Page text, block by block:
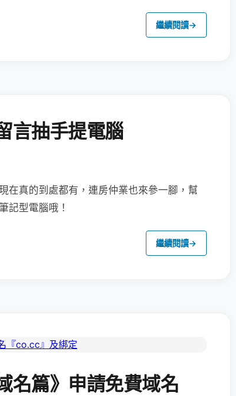
繼續閱讀→
言抽手提電腦
在真的到處都有，連房仲業也來參一腳， 幫
記型電腦哦！
繼續閱讀→
名篇》申請免費域名